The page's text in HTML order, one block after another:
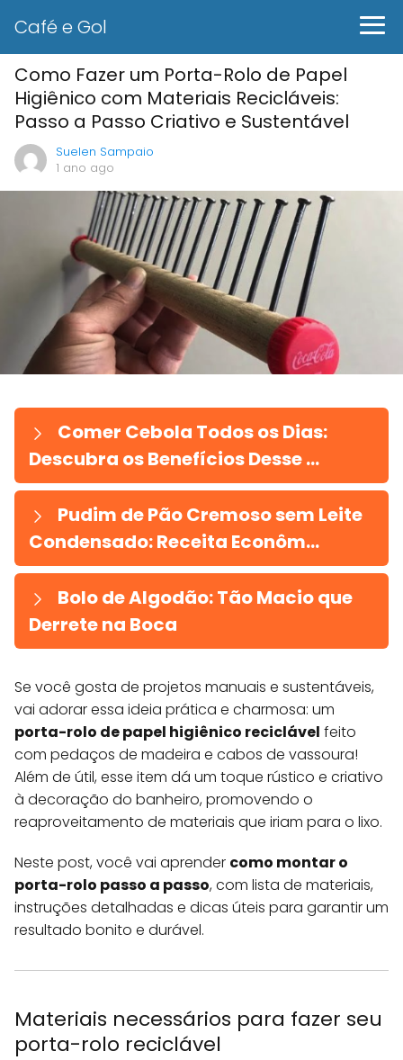
Café e Gol
Como Fazer um Porta-Rolo de Papel
Higiênico com Materiais Recicláveis:
Passo a Passo Criativo e Sustentável
Suelen Sampaio
1 ano ago
Comer Cebola Todos os Dias:
Descubra os Benefícios Desse ...
Pudim de Pão Cremoso sem Leite
Condensado: Receita Econôm...
Bolo de Algodão: Tão Macio que
Derrete na Boca
Se você gosta de projetos manuais e sustentáveis,
vai adorar essa ideia prática e charmosa: um
porta-rolo de papel higiênico reciclável feito
com pedaços de madeira e cabos de vassoura!
Além de útil, esse item dá um toque rústico e criativo
à decoração do banheiro, promovendo o
reaproveitamento de materiais que iriam para o lixo.
Neste post, você vai aprender como montar o
porta-rolo passo a passo, com lista de materiais,
instruções detalhadas e dicas úteis para garantir um
resultado bonito e durável.
Materiais necessários para fazer seu
porta-rolo reciclável